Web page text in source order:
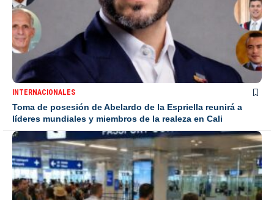
INTERNACIONALES
Toma de posesión de Abelardo de la Espriella reunirá a
líderes mundiales y miembros de la realeza en Cali